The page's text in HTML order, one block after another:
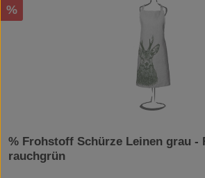
Rabatt
%
% Frohstoff Schürze Leinen grau -
rauchgrün